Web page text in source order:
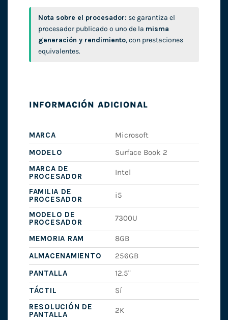
Nota sobre el procesador: se garantiza el
procesador publicado o uno de la misma
generación y rendimiento, con prestaciones
equivalentes.
INFORMACIÓN ADICIONAL
MARCA
Microsoft
MODELO
Surface Book 2
MARCA DE
PROCESADOR
Intel
FAMILIA DE
PROCESADOR
i5
MODELO DE
PROCESADOR
7300U
MEMORIA RAM
8GB
ALMACENAMIENTO
256GB
PANTALLA
12.5"
TÁCTIL
Sí
RESOLUCIÓN DE
PANTALLA
2K